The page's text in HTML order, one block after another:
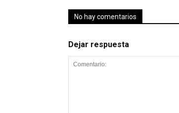
No hay comentarios
Dejar respuesta